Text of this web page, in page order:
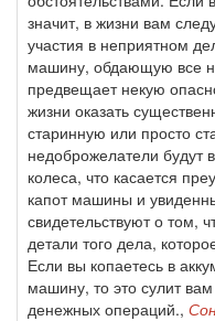
значит, в жизни вам
участия в неприятном
машину, обдающую все
предвещает некую
жизни оказать
старинную или просто
недоброжелатели будут
колеса, что касается
капот машины и
свидетельствуют о том,
детали того дела,
Если вы копаетесь в
машину, то это сулит
денежных операций.,